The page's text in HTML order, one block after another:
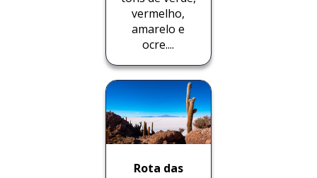
vermelho,
amarelo e
ocre....
Rota das